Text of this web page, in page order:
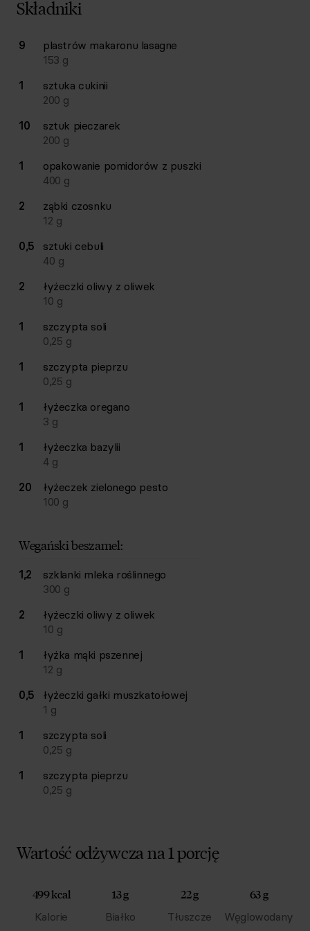
Składniki
Lista składników przepisu z ilościami i wagami
Ilość Składnik
9 plastrów makaronu lasagne
153 g
1
sztuka cukinii
200 g
10
sztuk pieczarek
200 g
1
opakowanie pomidorów z puszki
400 g
2
ząbki czosnku
12 g
0,5
sztuki cebuli
40 g
2
łyżeczki oliwy z oliwek
10 g
1
szczypta soli
0,25 g
1
szczypta pieprzu
0,25 g
1
łyżeczka oregano
3 g
1
łyżeczka bazylii
4g
20
łyżeczek zielonego pesto
100 g
Wegański beszamel:
1,2 szklanki mleka roślinnego
300 g
2
łyżeczki oliwy z oliwek
10 g
1
łyżka mąki pszennej
12 g
0,5
łyżeczki gałki muszkatołowej
1 g
1
szczypta soli
0,25 g
1
szczypta pieprzu
0,25 g
Wartość odżywcza na 1 porcję
499 kcal
Kalorie
13 g
Białko
22 g
Tłuszcze
63 g
Węglowodany